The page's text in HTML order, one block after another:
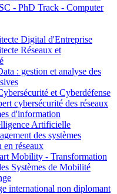
- PhD Track - Computer
Digital d'Entreprise
Réseaux et
: gestion et analyse des
et Cyberdéfense
cybersécurité des réseaux
d'information
Artificielle
des systèmes
réseaux
Mobility - Transformation
Systèmes de Mobilité
international non diplomant